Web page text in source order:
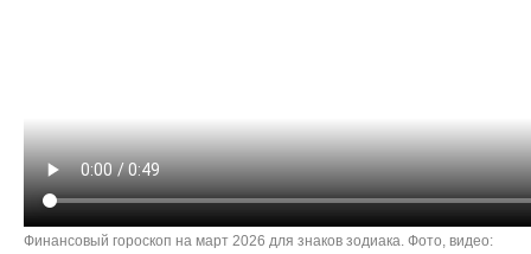
Финансовый гороскоп на март 2026 для знаков зодиака. Фото, видео: